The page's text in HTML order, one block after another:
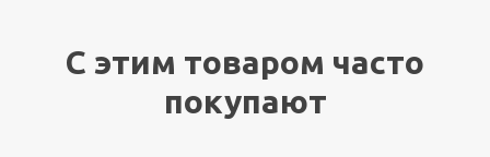
С этим товаром часто
покупают